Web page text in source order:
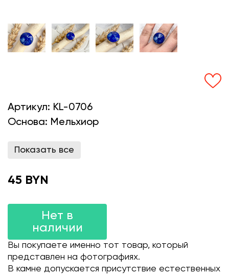
Артикул: KL-0706
Основа: Мельхиор
Показать все
45 BYN
Нет в
наличии
Вы покупаете именно тот товар, который
представлен на фотографиях.
В камне допускается присутствие естественных